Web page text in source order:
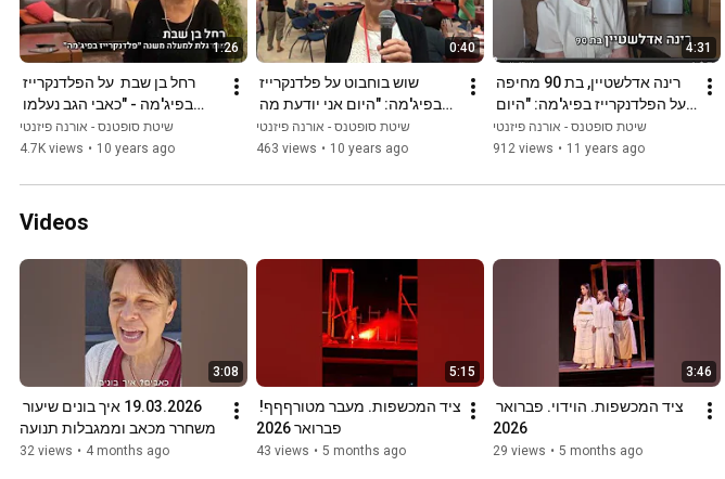
1:26
לחלוטין, חיי השתנו"
שיטת סופטנס - אורנה פיזנטי
4.7K views • 10 years ago
0:40
לעשות כדי לשחרר את הגב
בעצמי"
שיטת סופטנס - אורנה פיזנטי
463 views • 10 years ago
4:31
אני יודעת להתאים את התרגיל
המתאים לכאב שלי"
שיטת סופטנס - אורנה פיזנטי
912 views • 11 years ago
Videos
3:08
משחרר מכאב וממגבלות תנועה
32 views • 4 months ago
5:15
פברואר 2026
43 views • 5 months ago
3:46
2026
29 views • 5 months ago